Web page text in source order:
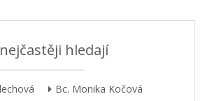
hledají
Bc. Monika Kočová